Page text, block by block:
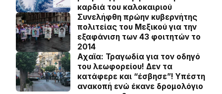
καρδιά του καλοκαιριού
Συνελήφθη πρώην κυβερνήτης
πολιτείας του Μεξικού για την
εξαφάνιση των 43 φοιτητών το
2014
Αχαϊα: Τραγωδία για τον οδηγό
του λεωφορείου! Δεν τα
κατάφερε και “έσβησε”! Υπέστη
ανακοπή ενώ έκανε δρομολόγιο